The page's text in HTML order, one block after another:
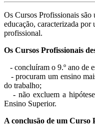
Os Cursos Profissionais
educação, caracterizada
profissional.
Os Cursos Profissionais
- concluíram o 9.º ano de
- procuram um ensino
do trabalho;
- não excluem a
Ensino Superior.
A conclusão de um Curso